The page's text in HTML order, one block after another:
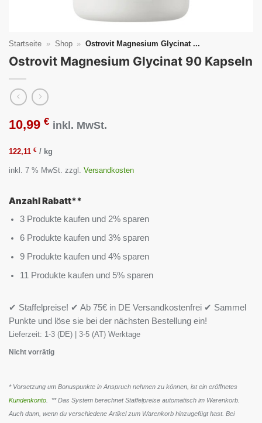
Startseite » Shop » Ostrovit Magnesium Glycinat ...
Ostrovit Magnesium Glycinat 90 Kapseln
10,99 € inkl. MwSt.
122,11 € / kg
inkl. 7 % MwSt. zzgl. Versandkosten
Anzahl Rabatt**
3 Produkte kaufen und 2% sparen
6 Produkte kaufen und 3% sparen
9 Produkte kaufen und 4% sparen
11 Produkte kaufen und 5% sparen
✔ Staffelpreise! ✔ Ab 75€ in DE Versandkostenfrei ✔ Sammel
Punkte und löse sie bei der nächsten Bestellung ein!
Lieferzeit: 1-3 (DE) | 3-5 (AT) Werktage
Nicht vorrätig
* Vorsetzung um Bonuspunkte in Anspruch nehmen zu können, ist ein eröffnetes
Kundenkonto . ** Das System berechnet Staffelpreise automatisch im Warenkorb.
Auch dann, wenn du verschiedene Artikel zum Warenkorb hinzugefügt hast. Bei